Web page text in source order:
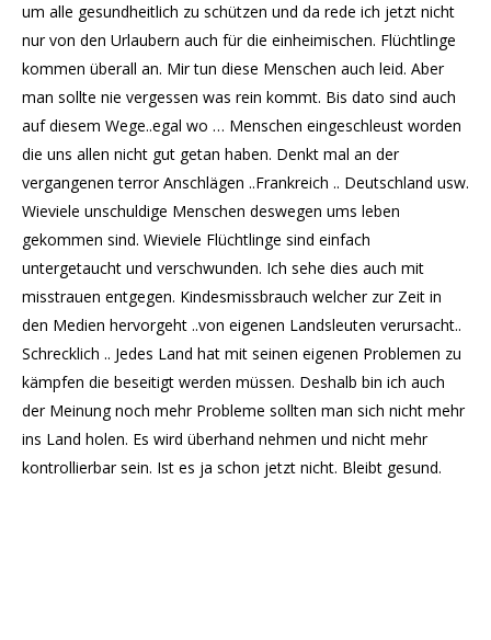
um alle gesundheitlich zu schützen und da rede ich jetzt nicht
nur von den Urlaubern auch für die einheimischen. Flüchtlinge
kommen überall an. Mir tun diese Menschen auch leid. Aber
man sollte nie vergessen was rein kommt. Bis dato sind auch
auf diesem Wege..egal wo … Menschen eingeschleust worden
die uns allen nicht gut getan haben. Denkt mal an der
vergangenen terror Anschlägen ..Frankreich .. Deutschland usw.
Wieviele unschuldige Menschen deswegen ums leben
gekommen sind. Wieviele Flüchtlinge sind einfach
untergetaucht und verschwunden. Ich sehe dies auch mit
misstrauen entgegen. Kindesmissbrauch welcher zur Zeit in
den Medien hervorgeht ..von eigenen Landsleuten verursacht..
Schrecklich .. Jedes Land hat mit seinen eigenen Problemen zu
kämpfen die beseitigt werden müssen. Deshalb bin ich auch
der Meinung noch mehr Probleme sollten man sich nicht mehr
ins Land holen. Es wird überhand nehmen und nicht mehr
kontrollierbar sein. Ist es ja schon jetzt nicht. Bleibt gesund.